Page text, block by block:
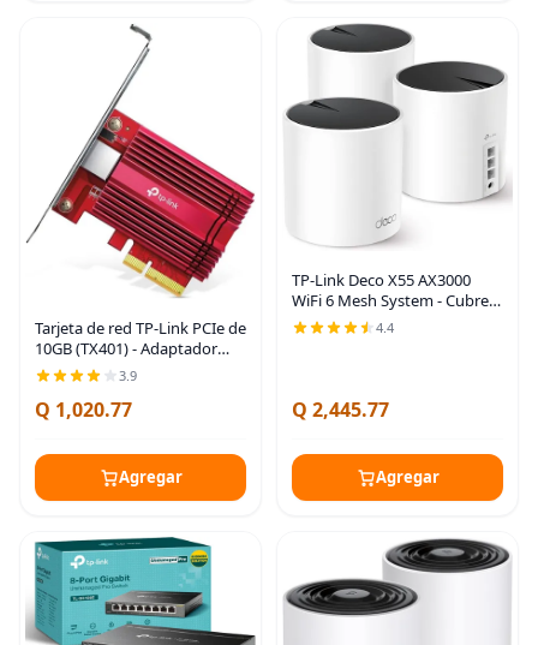
Tarjeta de red TP-Link PCIe de
10GB (TX401) - Adaptador
PCIe a Ethernet de 10 Gigabit,
compatible con Windows
11/10/8.1/8/7, Servidores
3.9
Q 1,020.77
Agregar
TP-Link Deco X55 AX3000
WiFi 6 Mesh System - Cubre
hasta 6500 pies cuadrados,
reemplaza el enrutador y
4.4
Q 2,445.77
Agregar